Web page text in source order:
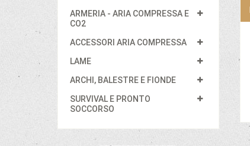
ARMERIA - ARIA COMPRESSA E
CO2
ACCESSORI ARIA COMPRESSA
LAME
ARCHI, BALESTRE E FIONDE
SURVIVAL E PRONTO
SOCCORSO